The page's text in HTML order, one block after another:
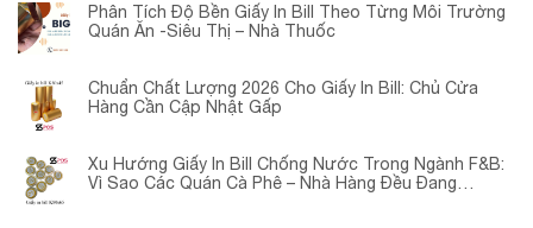
Phân Tích Độ Bền Giấy In Bill Theo Từng Môi Trường
Quán Ăn -Siêu Thị – Nhà Thuốc
Chuẩn Chất Lượng 2026 Cho Giấy In Bill: Chủ Cửa
Hàng Cần Cập Nhật Gấp
Xu Hướng Giấy In Bill Chống Nước Trong Ngành F&B:
Vì Sao Các Quán Cà Phê – Nhà Hàng Đều Đang